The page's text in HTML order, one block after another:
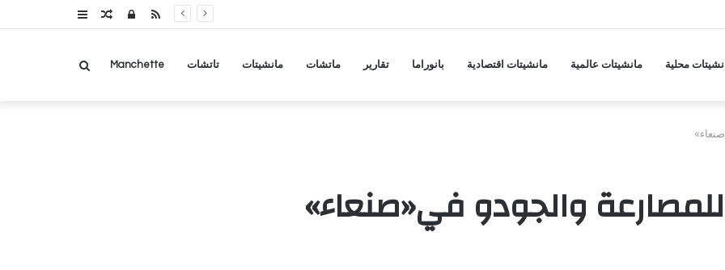
عمودمقالتسجيلRSS
محلية مانشيتات عالمية مانشيتات اقتصادية بانوراما تقارير ماتشات مانشيتات تاتشات Manchette بحث
والجودو في«صنعاء»